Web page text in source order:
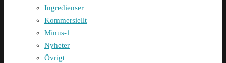
Ingredienser
Kommersiellt
Minus-1
Nyheter
Övrigt